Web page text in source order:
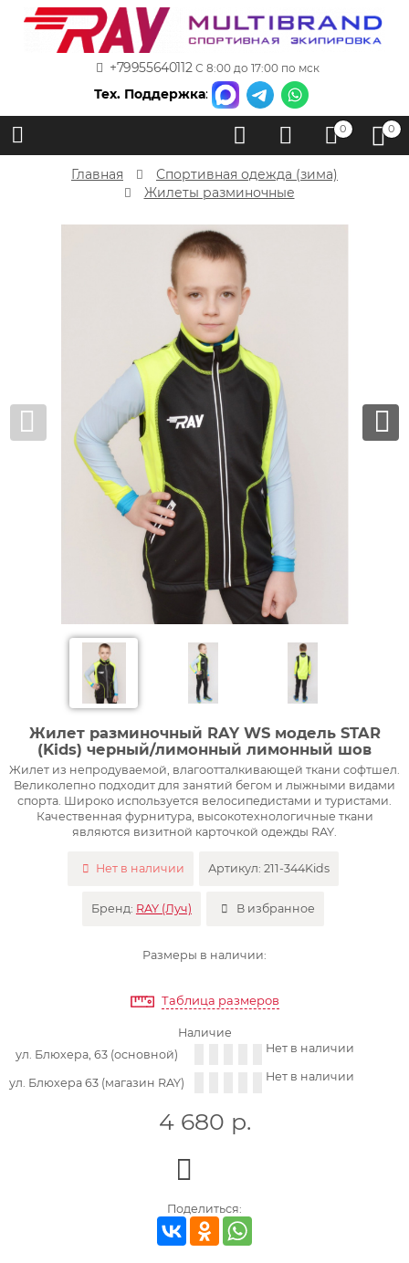
+79955640112 С 8:00 до 17:00 по мск
Тех. Поддержка:
0 0
Главная
Спортивная одежда (зима)
Жилеты разминочные
Жилет разминочный RAY WS модель STAR
(Kids) черный/лимонный лимонный шов
Жилет из непродуваемой, влагоотталкивающей ткани софтшел.
Великолепно подходит для занятий бегом и лыжными видами
спорта. Широко используется велосипедистами и туристами.
Качественная фурнитура, высокотехнологичные ткани
являются визитной карточкой одежды RAY.
Нет в наличии Артикул: 211-344Kids
Бренд: RAY (Луч) В избранное
Размеры в наличии:
Таблица размеров
Наличие
ул. Блюхера, 63 (основной)
Нет в наличии
ул. Блюхера 63 (магазин RAY) Нет в наличии
4 680 р.
Поделиться: